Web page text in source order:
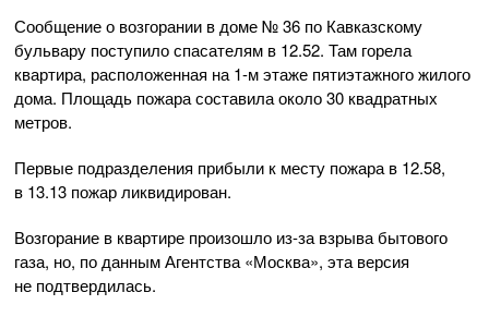
Сообщение о возгорании в доме № 36 по Кавказскому
бульвару поступило спасателям в 12.52. Там горела
квартира, расположенная на 1-мэтаже пятиэтажного жилого
дома. Площадь пожара составила около 30 квадратных
метров.
Первые подразделения прибыли к месту пожара в 12.58,
в 13.13 пожар ликвидирован.
Возгорание в квартире произошло из-за взрыва бытового
газа, но, по данным Агентства «Москва», эта версия
не подтвердилась.